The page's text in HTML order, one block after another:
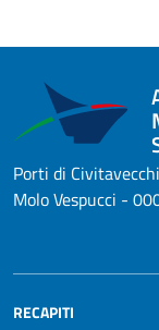
Porti di
Molo Vespucci -
RECAPITI